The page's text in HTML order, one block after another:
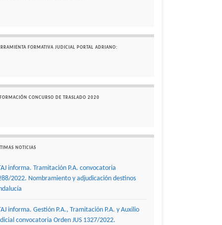
FORMATIVA JUDICIAL PORTAL ADRIANO:
CONCURSO DE TRASLADO 2020
NOTICIAS
informa. Tramitación P.A. convocatoria
2022. Nombramiento y adjudicación destinos
informa. Gestión P.A., Tramitación P.A. y Auxilio
convocatoria Orden JUS 1327/2022.